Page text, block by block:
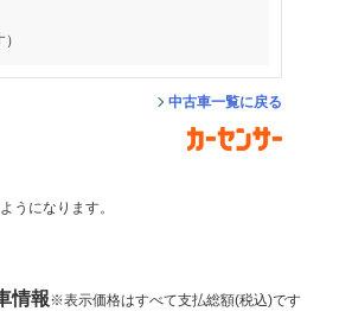
中古車一覧に戻る
うになります。
情報※表示価格はすべて支払総額(税込)です